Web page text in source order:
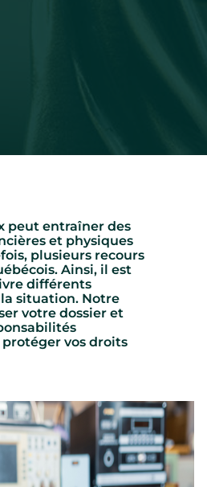
peut entraîner des
et physiques
plusieurs recours
Ainsi, il est
différents
situation. Notre
votre dossier et
vos droits